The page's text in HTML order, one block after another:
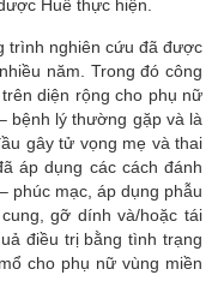
Huế thực hiện.
trình nghiên cứu đã được
năm. Trong đó công
diện rộng cho phụ nữ
bệnh lý thường gặp và là
gây tử vọng mẹ và thai
áp dụng các cách đánh
phúc mạc, áp dụng phẫu
gỡ dính và/hoặc tái
điều trị bằng tình trạng
cho phụ nữ vùng miền